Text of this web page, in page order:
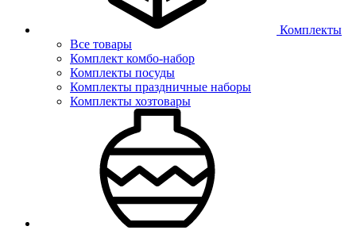
Комплекты
Все товары
Комплект комбо-набор
Комплекты посуды
Комплекты праздничные наборы
Комплекты хозтовары